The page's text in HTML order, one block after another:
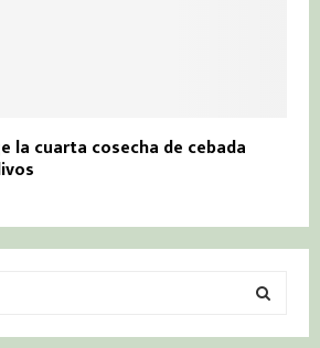
la cuarta cosecha de cebada
S